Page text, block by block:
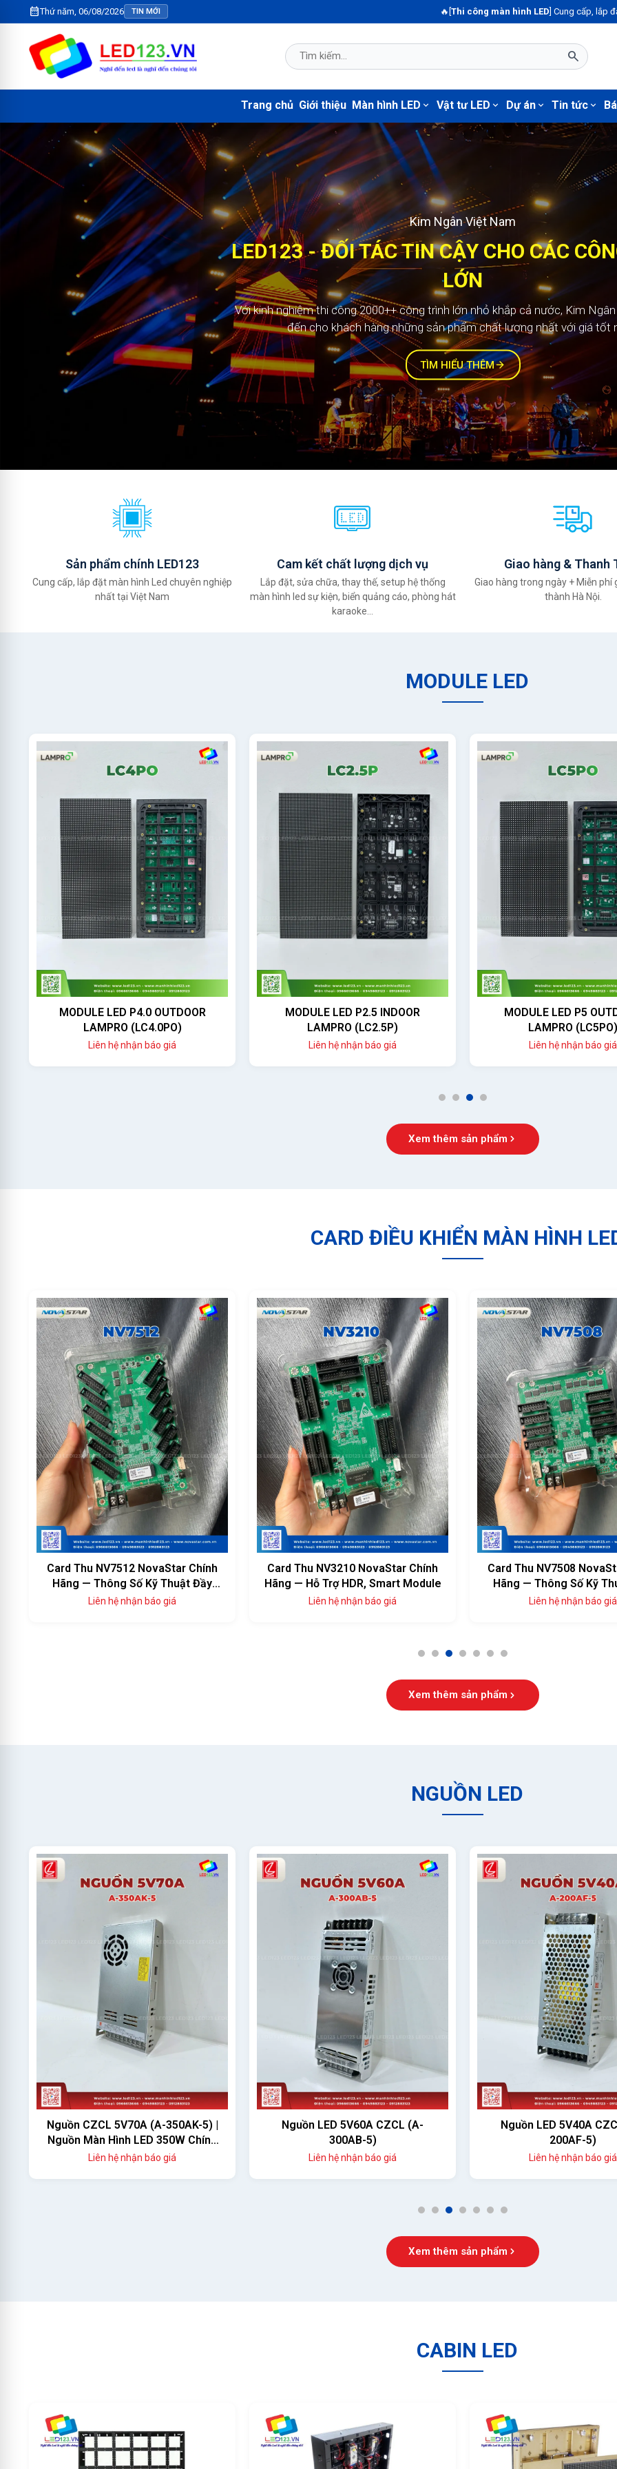
calendar_monthThứ năm, 06/08/2026 TIN MỚI Thi công màn hình LED] Cung cấp, lắp đặt màn hình led
search
Trang chủ Giới thiệu Màn hình LED expand_more Vật tư LED expand_more Dự ánexpand_more Tin tứcexpand_more
2.000+ công trình
Kim Ngân Việt Nam
LED123 - ĐỐI TÁC TIN CẬY CHO CÁC
LỚN
Với kinh nghiệm thi công 2000++ công trình lớn nhỏ khắp cả nước, Kim
đến cho khách hàng những sản phẩm chất lượng nhất với giá tốt
TÌM HIỂU THÊM
Màn hình LED123
KIM NGÂN - ĐỐI TÁC TIN CẬY CHO
TRÌNH LỚN
Với kinh nghiệm thi công 1000++ công trình lớn nhỏ khắp cả nước, Kim
đến cho khách hàng những sản phẩm chất lượng nhất với giá tốt
Sản phẩm chính LED123
Cung cấp, lắp đặt màn hình Led chuyên nghiệp
nhất tại Việt Nam
Cam kết chất lượng dịch vụ
Lắp đặt, sửa chữa, thay thế, setup hệ thống
màn hình led sự kiện, biển quảng cáo, phòng hát
karaoke...
Giao hàng & Thanh
Giao hàng trong ngày + Miễn phí
thành Hà Nội.
MODULE LED
MODULE LED P4.0 OUTDOOR
LAMPRO (LC4.0PO)
Liên hệ nhận báo giá
MODULE LED P2.5 INDOOR
LAMPRO (LC2.5P)
Liên hệ nhận báo giá
MODULE LED P5
LAMPRO (LC5PO)
Liên hệ nhận báo giá
1 2 3 4
Xem thêm sản phẩm
CARD ĐIỀU KHIỂN MÀN HÌNH
Card Thu NV7512 NovaStar Chính
Hãng — Thông Số Kỹ Thuật Đầy
Đủ, Giá Tốt
Liên hệ nhận báo giá
Card Thu NV3210 NovaStar Chính
Hãng — Hỗ Trợ HDR, Smart Module
Liên hệ nhận báo giá
Card Thu NV7508
Hãng — Thông Số Kỹ
Đủ, Giá Tốt
Liên hệ nhận báo giá
1 2 3 4 5 6 7
Xem thêm sản phẩm
NGUỒN LED
Nguồn CZCL 5V70A (A-350AK-5) |
Nguồn Màn Hình LED 350W Chính
Hãng
Liên hệ nhận báo giá
Nguồn LED 5V60A CZCL (A-
300AB-5)
Liên hệ nhận báo giá
Nguồn LED 5V40A
200AF-5)
Liên hệ nhận báo giá
1 2 3 4 5 6 7
Xem thêm sản phẩm
CABIN LED